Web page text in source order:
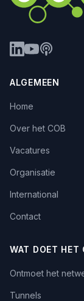
ALGEMEEN
Home
Over het COB
Vacatures
Organisatie
International
Contact
WAT DOET HET
Ontmoet het
Tunnels